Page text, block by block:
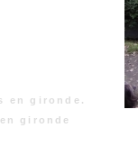
en gironde.
gironde